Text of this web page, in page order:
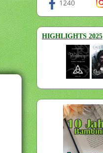
1240
HIGHLIGHTS 2025